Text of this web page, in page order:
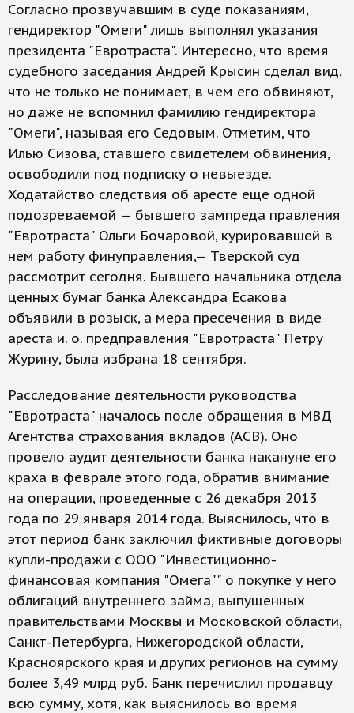
Согласно прозвучавшим в суде показаниям,
гендиректор "Омеги" лишь выполнял указания
президента "Евротраста". Интересно, что время
судебного заседания Андрей Крысин сделал вид,
что не только не понимает, в чем его обвиняют,
но даже не вспомнил фамилию гендиректора
"Омеги", называя его Седовым. Отметим, что
Илью Сизова, ставшего свидетелем обвинения,
освободили под подписку о невыезде.
Ходатайство следствия об аресте еще одной
подозреваемой — бывшего зампреда правления
"Евротраста" Ольги Бочаровой, курировавшей в
нем работу финуправления,— Тверской суд
рассмотрит сегодня. Бывшего начальника отдела
ценных бумаг банка Александра Есакова
объявили в розыск, а мера пресечения в виде
ареста и. о. предправления "Евротраста" Петру
Журину, была избрана 18 сентября.
Расследование деятельности руководства
"Евротраста" началось после обращения в МВД
Агентства страхования вкладов (АСВ). Оно
провело аудит деятельности банка накануне его
краха в феврале этого года, обратив внимание
на операции, проведенные с 26 декабря 2013
года по 29 января 2014 года. Выяснилось, что в
этот период банк заключил фиктивные договоры
купли-продажи с ООО "Инвестиционно-
финансовая компания "Омега"" о покупке у него
облигаций внутреннего займа, выпущенных
правительствами Москвы и Московской области,
Санкт-Петербурга, Нижегородской области,
Красноярского края и других регионов на сумму
более 3,49 млрд руб. Банк перечислил продавцу
всю сумму, хотя, как выяснилось во время